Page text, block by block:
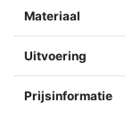
Materiaal
Uitvoering
Prijsinformatie